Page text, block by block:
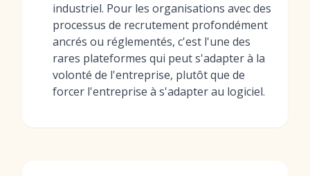
industriel. Pour les organisations avec des
processus de recrutement profondément
ancrés ou réglementés, c'est l'une des
rares plateformes qui peut s'adapter à la
volonté de l'entreprise, plutôt que de
forcer l'entreprise à s'adapter au logiciel.